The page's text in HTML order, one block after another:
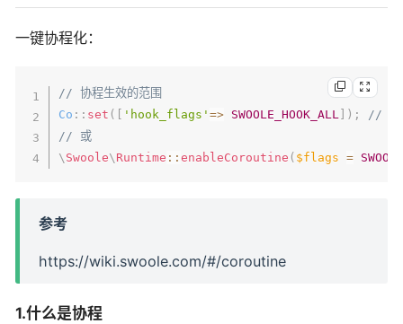
一键协程化：
// 协程生效的范围
Co :: set ( [ 'hook_flags'=> SWOOLE_HOOK_ALL ] ) ;
//
// 或
\ Swoole\ Runtime ::enableCoroutine ( $flags =
参考
https://wiki.swoole.com/#/coroutine
1.什么是协程